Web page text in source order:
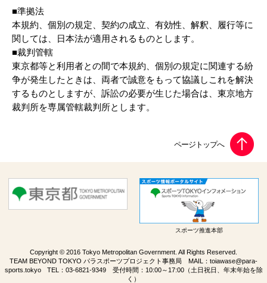
■準拠法
本規約、個別の規定、契約の成立、有効性、解釈、履行等に
関しては、日本法が適用されるものとします。
■裁判管轄
東京都等と利用者との間で本規約、個別の規定に関連する紛
争が発生したときは、両者で誠意をもって協議しこれを解決
するものとしますが、訴訟の必要が生じた場合は、東京地方
裁判所を専属管轄裁判所とします。
スポーツ推進本部
Copyright © 2016 Tokyo Metropolitan Government. All Rights Reserved.
TEAM BEYOND TOKYO パラスポーツプロジェクト事務局 MAIL： toiawase@para-
sports.tokyoTEL： 03-6821-9349受付時間：10:00～17:00（土日祝日、年末年始を除
く）